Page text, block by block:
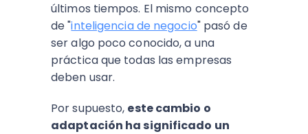
últimos tiempos. El mismo concepto
de "inteligencia de negocio" pasó de
ser algo poco conocido, a una
práctica que todas las empresas
deben usar.
Por supuesto, este cambio o
adaptación ha significado un